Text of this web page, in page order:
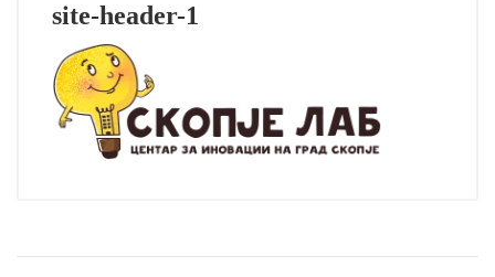
site-header-1